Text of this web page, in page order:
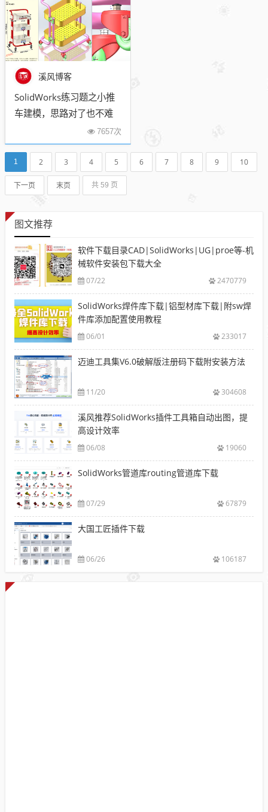
溪风博客
SolidWorks练习题之小推
车建模，思路对了也不难
7657次
1 2 3 4 5 6 7 8 9 10
下一页 末页 共 59 页
图文推荐
软件下载目录CAD|SolidWorks|UG|proe等-机
械软件安装包下载大全
07/22 2470779
SolidWorks焊件库下载|铝型材库下载|附sw焊
件库添加配置使用教程
06/01 233017
迈迪工具集V6.0破解版注册码下载附安装方法
11/20 304608
溪风推荐SolidWorks插件工具箱自动出图，提
高设计效率
06/08 19060
SolidWorks管道库routing管道库下载
07/29 67879
大国工匠插件下载
06/26 106187